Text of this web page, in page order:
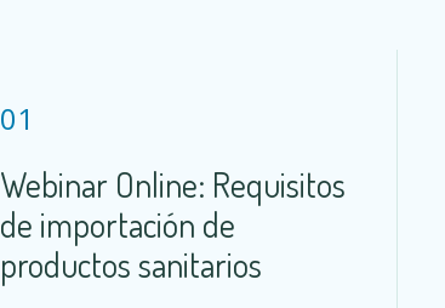
01
Webinar Online: Requisitos
de importación de
productos sanitarios